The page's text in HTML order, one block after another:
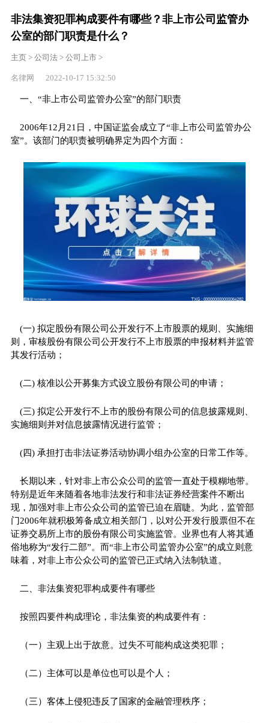
非法集资犯罪构成要件有哪些？非上市公司监管办
公室的部门职责是什么？
主页> 公司法> 公司上市>
名律网 2022-10-17 15:32:50
一、“非上市公司监管办公室”的部门职责
2006年12月21日，中国证监会成立了“非上市公司监管办公
室”。该部门的职责被明确界定为四个方面：
(一) 拟定股份有限公司公开发行不上市股票的规则、实施细
则，审核股份有限公司公开发行不上市股票的申报材料并监管
其发行活动；
(二) 核准以公开募集方式设立股份有限公司的申请；
(三) 拟定公开发行不上市的股份有限公司的信息披露规则、
实施细则并对信息披露情况进行监管；
(四) 承担打击非法证券活动协调小组办公室的日常工作等。
长期以来，针对非上市公众公司的监管一直处于模糊地带。
特别是近年来随着各地非法发行和非法证券经营案件不断出
现，加强对非上市公众公司的监管已迫在眉睫。为此，监管部
门2006年就积极筹备成立相关部门，以对公开发行股票但不在
证券交易所上市的股份有限公司实施监管。业界也有人将其通
俗地称为“发行二部”。而“非上市公司监管办公室”的成立则意
味着，对非上市公众公司的监管已正式纳入法制轨道。
二、非法集资犯罪构成要件有哪些
按照四要件构成理论，非法集资的构成要件有：
（一）主观上出于故意。过失不可能构成这类犯罪；
（二）主体可以是单位也可以是个人；
（三）客体上侵犯违反了国家的金融管理秩序；